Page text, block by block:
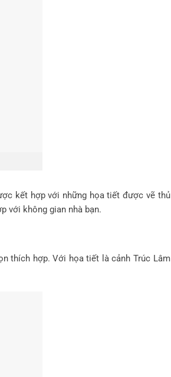
kết hợp với những họa tiết được vẽ thủ
với không gian nhà bạn.
thích hợp. Với họa tiết là cảnh Trúc Lâm